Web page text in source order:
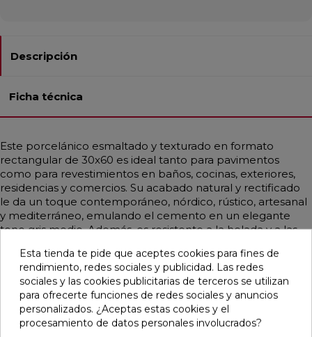
Descripción
Ficha técnica
Este porcelánico esmaltado y texturado en formato
rectangular de 30x60 es ideal tanto para pavimentos
como para revestimientos en baños, cocinas, exteriores,
residencias y comercios. Su acabado natural y rectificado
le da un toque contemporáneo, nórdico, rústico, artesanal
y mediterráneo, emulando el cemento en un elegante
tono gris medio. Además, es resistente a la helada y a las
mantenimiento.
Pensamos que te puede interesar
Esta tienda te pide que aceptes cookies para fines de
rendimiento, redes sociales y publicidad. Las redes
sociales y las cookies publicitarias de terceros se utilizan
para ofrecerte funciones de redes sociales y anuncios
personalizados. ¿Aceptas estas cookies y el
procesamiento de datos personales involucrados?